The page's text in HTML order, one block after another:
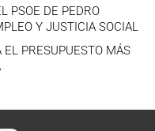
PSOE DE PEDRO
Y JUSTICIA SOCIAL
EL PRESUPUESTO MÁS